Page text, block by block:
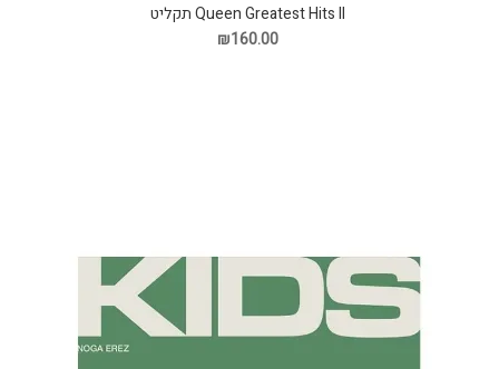
Queen Greatest Hits II תקליט
₪160.00